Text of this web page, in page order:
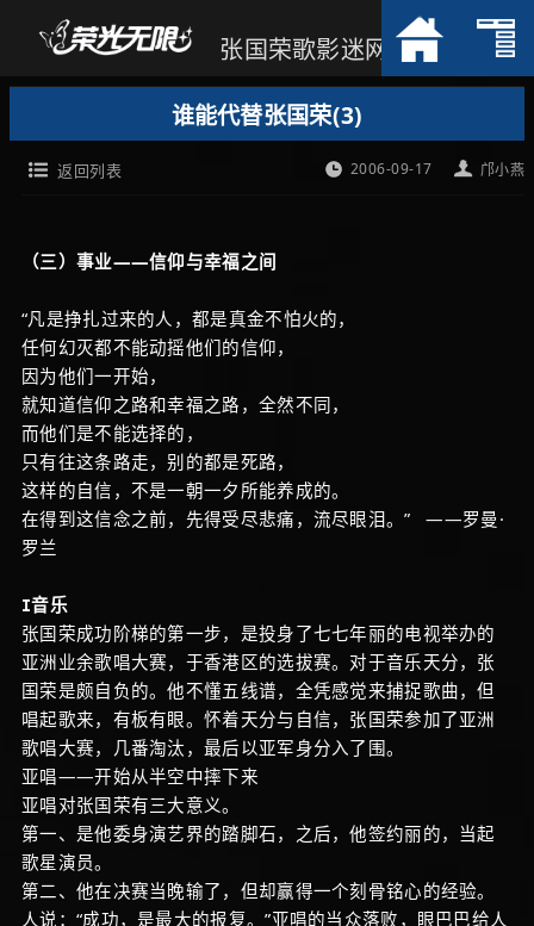
张国荣歌影迷网
谁能代替张国荣(3)
邝小燕
2006-09-17
返回列表
（三）事业——信仰与幸福之间
“凡是挣扎过来的人，都是真金不怕火的，
任何幻灭都不能动摇他们的信仰，
因为他们一开始，
就知道信仰之路和幸福之路，全然不同，
而他们是不能选择的，
只有往这条路走，别的都是死路，
这样的自信，不是一朝一夕所能养成的。
在得到这信念之前，先得受尽悲痛，流尽眼泪。” ——罗曼·
罗兰
Ⅰ音乐
张国荣成功阶梯的第一步，是投身了七七年丽的电视举办的
亚洲业余歌唱大赛，于香港区的选拔赛。对于音乐天分，张
国荣是颇自负的。他不懂五线谱，全凭感觉来捕捉歌曲，但
唱起歌来，有板有眼。怀着天分与自信，张国荣参加了亚洲
歌唱大赛，几番淘汰，最后以亚军身分入了围。
亚唱——开始从半空中摔下来
亚唱对张国荣有三大意义。
第一、是他委身演艺界的踏脚石，之后，他签约丽的，当起
歌星演员。
第二、他在决赛当晚输了，但却赢得一个刻骨铭心的经验。
人说：“成功，是最大的报复。”亚唱的当众落败，眼巴巴给人